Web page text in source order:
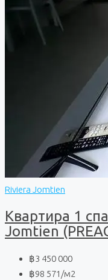
Riviera Jomtien
Квартира 1
Jomtien
฿3 450 000
฿98 571 /м2